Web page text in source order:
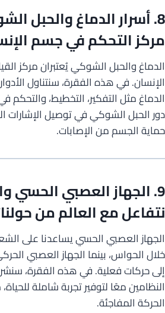
8. أسرار الدماغ والحبل
مركز التحكم في جسم
الدماغ والحبل الشوكي يُعتبران مركز
الإنسان. في هذه الفقرة، سنتناول
الدماغ مثل التفكير، التخطيط،
دور الحبل الشوكي في توصيل الإشارات
حماية الجسم من الإصابات.
9. الجهاز العصبي
نتفاعل مع العالم من
الجهاز العصبي الحسي يساعدنا على
خلال الحواس، بينما الجهاز العصبي
إلى حركات فعلية. في هذه الفقرة،
النظامين معًا لتوفير تجربة شاملة
الحركة المفاجئة.